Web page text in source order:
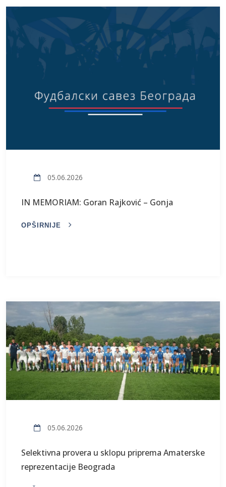
05.06.2026
IN MEMORIAM: Goran Rajković – Gonja
OPŠIRNIJE
05.06.2026
Selektivna provera u sklopu priprema Amaterske
reprezentacije Beograda